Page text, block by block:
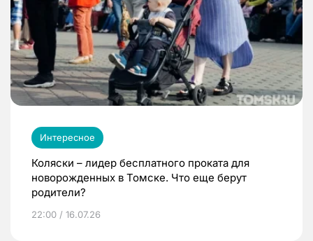
Интересное
Коляски – лидер бесплатного проката для
новорожденных в Томске. Что еще берут
родители?
22:00 / 16.07.26